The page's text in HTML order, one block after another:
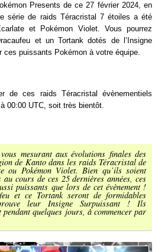
Presents de ce 27 février 2024, en
série de raids Téracristal 7 étoiles a été
et Pokémon Violet. Vous pourrez
et un Tortank dotés de l’Insigne
ces puissants Pokémon à votre équipe.
de ces raids Téracristal évènementiels
00:00 UTC, soit très bientôt.
mesurant aux évolutions finales des
de Kanto dans les raids Téracristal de
ou Pokémon Violet. Bien qu’ils soient
cours de ces 25 dernières années, ces
puissants que lors de cet évènement !
et ce Tortank seront de formidables
leur Insigne Surpuissant ! Ils
quelques jours, à commencer par